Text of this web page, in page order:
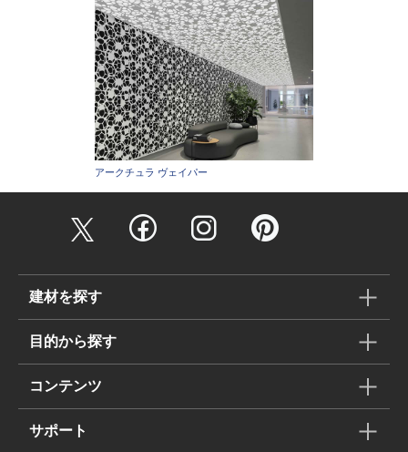
アークチュラ ヴェイパー
建材を探す
目的から探す
コンテンツ
サポート